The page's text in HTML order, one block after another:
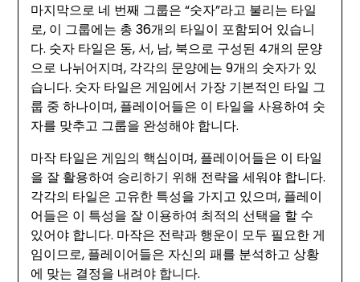
마지막으로 네 번째 그룹은 “숫자”라고 불리는 타일
로, 이 그룹에는 총 36개의 타일이 포함되어 있습니
다. 숫자 타일은 동, 서, 남, 북으로 구성된 4개의 문양
으로 나뉘어지며, 각각의 문양에는 9개의 숫자가 있
습니다. 숫자 타일은 게임에서 가장 기본적인 타일 그
룹 중 하나이며, 플레이어들은 이 타일을 사용하여 숫
자를 맞추고 그룹을 완성해야 합니다.
마작 타일은 게임의 핵심이며, 플레이어들은 이 타일
을 잘 활용하여 승리하기 위해 전략을 세워야 합니다.
각각의 타일은 고유한 특성을 가지고 있으며, 플레이
어들은 이 특성을 잘 이용하여 최적의 선택을 할 수
있어야 합니다. 마작은 전략과 행운이 모두 필요한 게
임이므로, 플레이어들은 자신의 패를 분석하고 상황
에 맞는 결정을 내려야 합니다.